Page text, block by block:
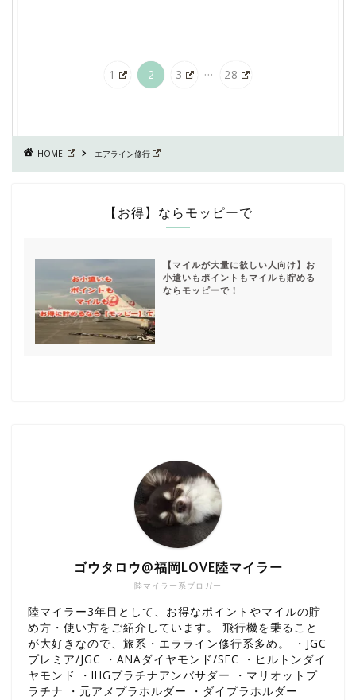
1 2 3 ... 28
HOME エアライン修行
【お得】ならモッピーで
【マイルが大量に欲しい人向け】お
小遣いもポイントもマイルも貯める
ならモッピーで！
陸マイラー系ブロガー
ゴウタロウ@福岡LOVE陸マイラー
陸マイラー3年目として、お得なポイントやマイルの貯
め方・使い方をご紹介しています。 飛行機を乗ること
が大好きなので、旅系・エラライン修行系多め。 ・JGC
プレミア/JGC ・ANAダイヤモンド/SFC ・ヒルトンダイ
ヤモンド ・IHGプラチナアンバサダー ・マリオットプ
ラチナ ・元アメプラホルダー ・ダイプラホルダー